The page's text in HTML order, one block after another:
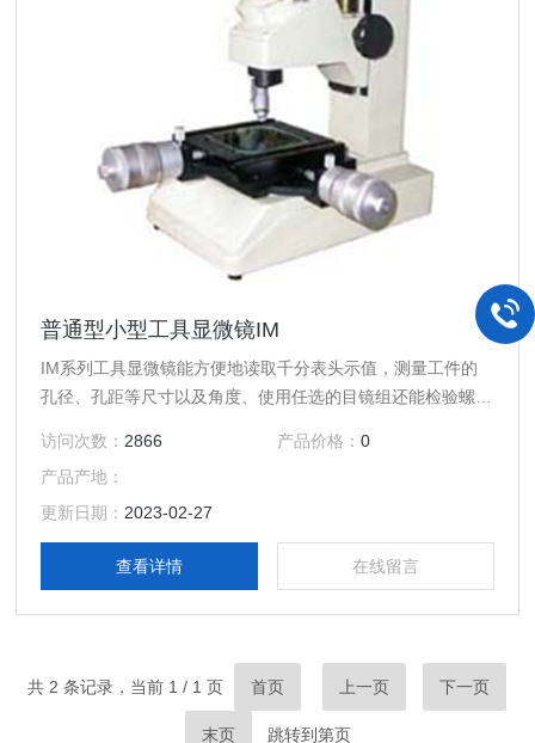
普通型小型工具显微镜IM
IM系列工具显微镜能方便地读取千分表头示值，测量工件的
孔径、孔距等尺寸以及角度、使用任选的目镜组还能检验螺纹
场受到限制的场所。
访问次数： 2866 产品价格： 0
产品产地：
更新日期： 2023-02-27
查看详情 在线留言
共 2 条记录，当前 1 / 1 页 首页 上一页 下一页
末页 跳转到第页